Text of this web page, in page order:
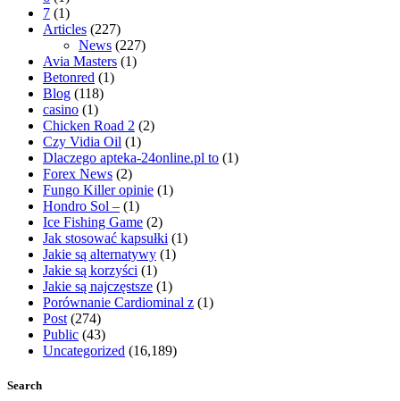
7 (1)
Articles (227)
News (227)
Avia Masters (1)
Betonred (1)
Blog (118)
casino (1)
Chicken Road 2 (2)
Czy Vidia Oil (1)
Dlaczego apteka-24online.pl to (1)
Forex News (2)
Fungo Killer opinie (1)
Hondro Sol – (1)
Ice Fishing Game (2)
Jak stosować kapsułki (1)
Jakie są alternatywy (1)
Jakie są korzyści (1)
Jakie są najczęstsze (1)
Porównanie Cardiominal z (1)
Post (274)
Public (43)
Uncategorized (16,189)
Search